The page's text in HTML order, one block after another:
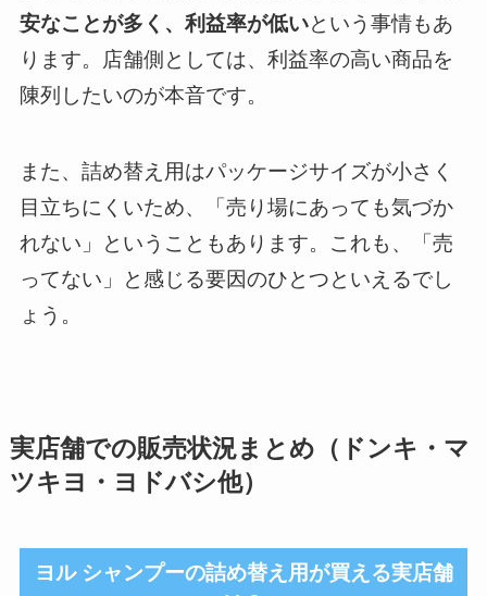
安なことが多く、利益率が低いという事情もあ
ります。店舗側としては、利益率の高い商品を
陳列したいのが本音です。
また、詰め替え用はパッケージサイズが小さく
目立ちにくいため、「売り場にあっても気づか
れない」ということもあります。これも、「売
ってない」と感じる要因のひとつといえるでし
ょう。
実店舗での販売状況まとめ（ドンキ・マ
ツキヨ・ヨドバシ他）
ヨル シャンプーの詰め替え用が買える実店舗